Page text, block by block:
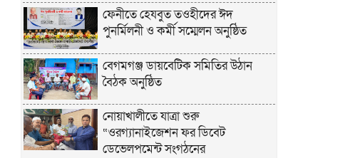
ফেনীতে হেযবুত তওহীদের ঈদ
পুনর্মিলনী ও কর্মী সম্মেলন অনুষ্ঠিত
বেগমগঞ্জ ডায়বেটিক সমিতির উঠান
বৈঠক অনুষ্ঠিত
নোয়াখালীতে যাত্রা শুরু
“ওরগ্যানাইজেশন ফর ডিবেট
ডেভেলপমেন্ট সংগঠনের